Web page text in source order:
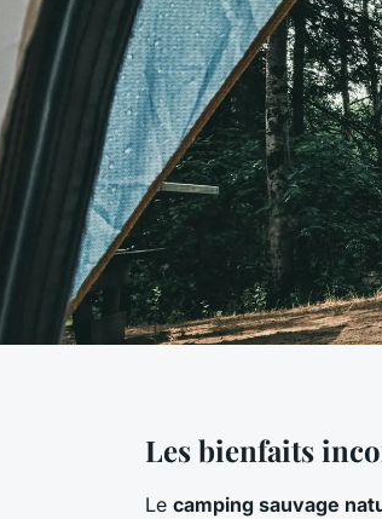
Les bienfaits
Le camping sauvage